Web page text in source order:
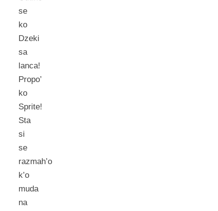
se
ko
Dzeki
sa
lanca!
Propo’
ko
Sprite!
Sta
si
se
razmah’o
k’o
muda
na